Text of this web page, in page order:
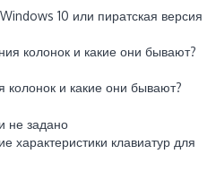
10 или пиратская версия
и какие они бывают?
характеристики клавиатур для